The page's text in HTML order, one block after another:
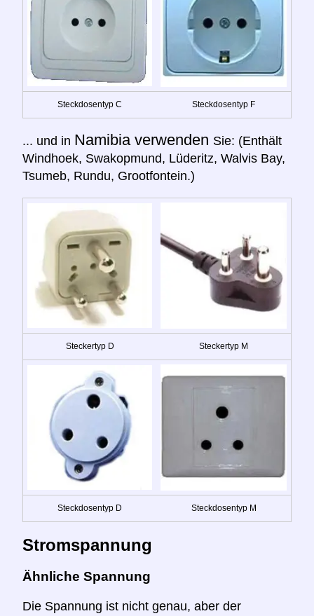
Steckdosentyp C Steckdosentyp F
... und in Namibia verwenden Sie: (Enthält
Windhoek, Swakopmund, Lüderitz, Walvis Bay,
Tsumeb, Rundu, Grootfontein.)
Steckertyp D Steckertyp M
Steckdosentyp D Steckdosentyp M
Stromspannung
Ähnliche Spannung
Die Spannung ist nicht genau, aber der